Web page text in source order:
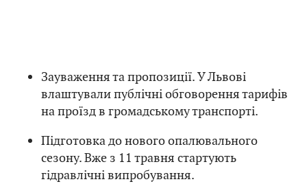
Зауваження та пропозиції. У Львові
влаштували публічні обговорення тарифів
на проїзд в громадському транспорті.
Підготовка до нового опалювального
сезону. Вже з 11 травня стартують
гідравлічні випробування.